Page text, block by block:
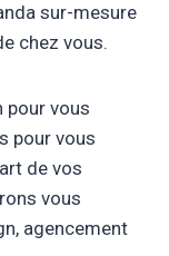
sur-mesure
chez vous.
pour vous
pour vous
de vos
vous
agencement